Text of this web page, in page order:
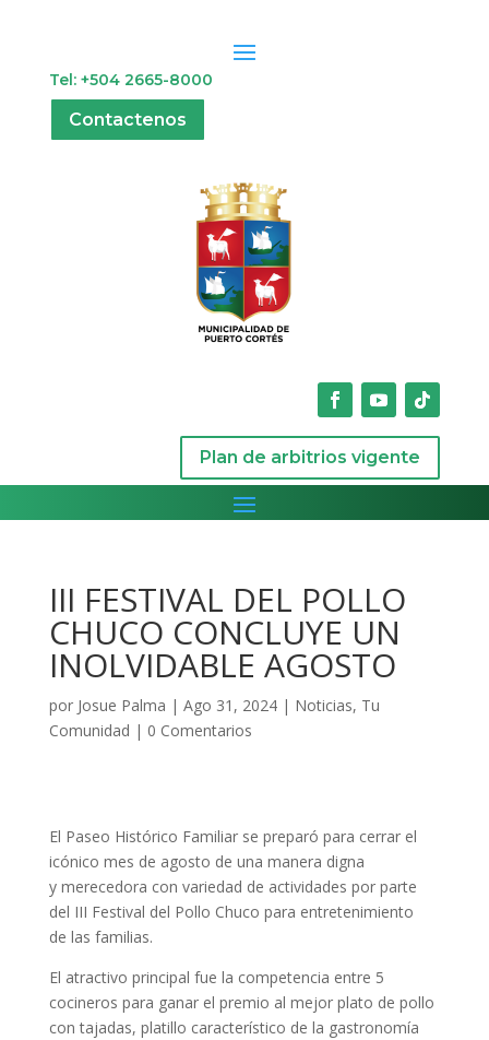
Tel: +504 2665-8000
Contactenos
Plan de arbitrios vigente
III FESTIVAL DEL POLLO
CHUCO CONCLUYE UN
INOLVIDABLE AGOSTO
por Josue Palma | Ago 31, 2024| Noticias, Tu
Comunidad | 0 Comentarios
El Paseo Histórico Familiar se preparó para cerrar el
icónico mes de agosto de una manera digna
y merecedora con variedad de actividades por parte
del III Festival del Pollo Chuco para entretenimiento
de las familias.
El atractivo principal fue la competencia entre 5
cocineros para ganar el premio al mejor plato de pollo
con tajadas, platillo característico de la gastronomía